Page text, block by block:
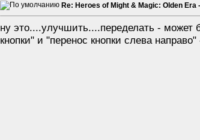
Re: Heroes of Might & Magic: Olden
ну это....улучшить....переделать -
кнопки" и "перенос кнопки слева